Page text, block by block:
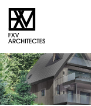
Skip
to
content